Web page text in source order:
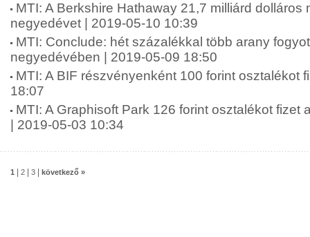
MTI: A Berkshire Hathaway 21,7 milliárd dolláros
negyedévet | 2019-05-10 10:39
MTI: Conclude: hét százalékkal több arany
negyedévében | 2019-05-09 18:50
MTI: A BIF részvényenként 100 forint osztalékot
18:07
MTI: A Graphisoft Park 126 forint osztalékot fizet
| 2019-05-03 10:34
1 2 3 következő »